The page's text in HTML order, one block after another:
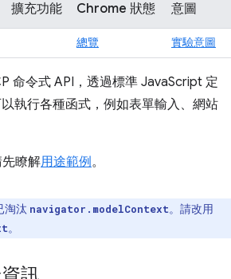
擴充功能 Chrome 狀態 意圖
總覽 實驗意圖
命令式 API，透過標準 JavaScript 定
執行各種函式，例如表單輸入、網站
瞭解用途範例。
淘汰 navigator.modelContext。請改用
。